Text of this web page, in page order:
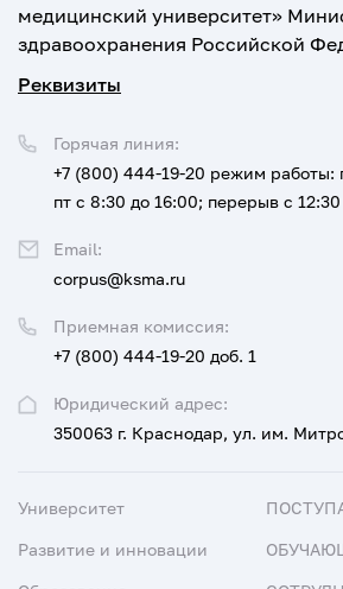
медицинский университет»
здравоохранения Российской
Реквизиты
Юридический адрес:
350063 г. Краснодар, ул. им.
Приемная комиссия:
+7 (800) 444-19-20 доб. 1
Горячая линия:
+7 (800) 444-19-20 режим работы:
пт с 8:30 до 16:00; перерыв с
Email:
corpus@ksma.ru
Университет
Развитие и инновации